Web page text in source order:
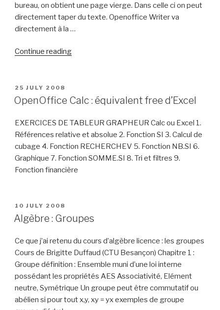
bureau, on obtient une page vierge. Dans celle ci on peut
directement taper du texte. Openoffice Writer va
directement à la …
Continue reading“OpenOffice
POSTED
ON
25 JULY 2008
OpenOffice Calc : équivalent free d’Excel
EXERCICES DE TABLEUR GRAPHEUR Calc ou Excel 1.
Références relative et absolue 2. Fonction SI 3. Calcul de
cubage 4. Fonction RECHERCHEV 5. Fonction NB.SI 6.
Graphique 7. Fonction SOMME.SI 8. Tri et filtres 9.
Fonction financière
POSTED
ON
10 JULY 2008
Algèbre : Groupes
Ce que j’ai retenu du cours d’algèbre licence : les groupes
Cours de Brigitte Duffaud (CTU Besançon) Chapitre 1 :
Groupe définition : Ensemble muni d’une loi interne
possédant les propriétés AES Associativité, Elément
neutre, Symétrique Un groupe peut être commutatif ou
abélien si pour tout x,y, xy = yx exemples de groupe